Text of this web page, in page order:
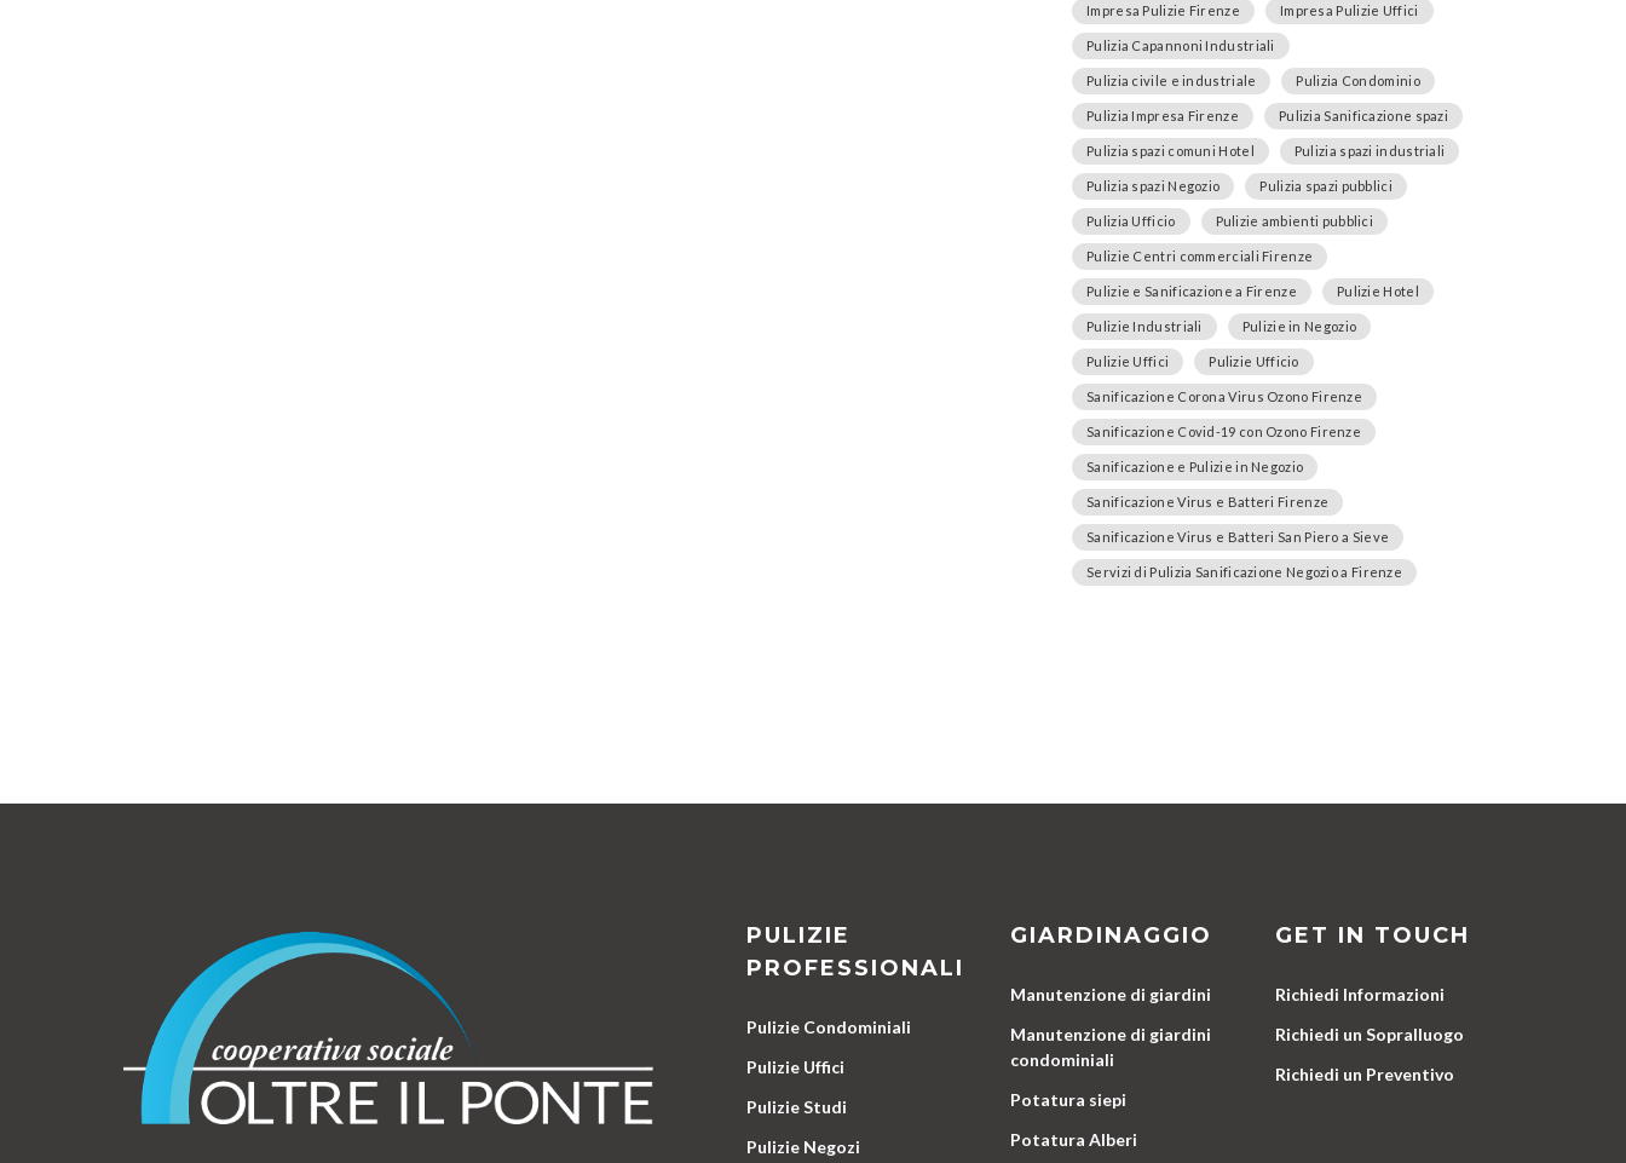
Impresa Pulizie Firenze Impresa Pulizie Uffici
Pulizia Capannoni Industriali
Pulizia civile e industriale Pulizia Condominio
Pulizia Impresa Firenze Pulizia Sanificazione spazi
Pulizia spazi comuni Hotel Pulizia spazi industriali
Pulizia spazi Negozio Pulizia spazi pubblici
Pulizia Ufficio Pulizie ambienti pubblici
Pulizie Centri commerciali Firenze
Pulizie e Sanificazione a Firenze Pulizie Hotel
Pulizie Industriali Pulizie in Negozio
Pulizie Uffici Pulizie Ufficio
Sanificazione Corona Virus Ozono Firenze
Sanificazione Covid-19 con Ozono Firenze
Sanificazione e Pulizie in Negozio
Sanificazione Virus e Batteri Firenze
Sanificazione Virus e Batteri San Piero a Sieve
Servizi di Pulizia Sanificazione Negozio a Firenze
PULIZIE
PROFESSIONALI
Pulizie Condominiali
Pulizie Uffici
Pulizie Studi
Pulizie Negozi
GIARDINAGGIO
Manutenzione di giardini
Manutenzione di giardini
condominiali
Potatura siepi
Potatura Alberi
GET IN TOUCH
Richiedi Informazioni
Richiedi un Sopralluogo
Richiedi un Preventivo